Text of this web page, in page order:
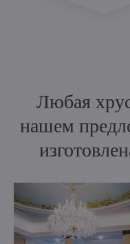
Любая
нашем